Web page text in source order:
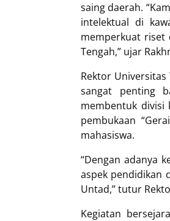
saing daerah.
intelektual di
memperkuat riset
Tengah,” ujar
Rektor
sangat penting
membentuk divisi
pembukaan
mahasiswa.
“Dengan adanya
aspek pendidikan
Untad,” tutur
Kegiatan